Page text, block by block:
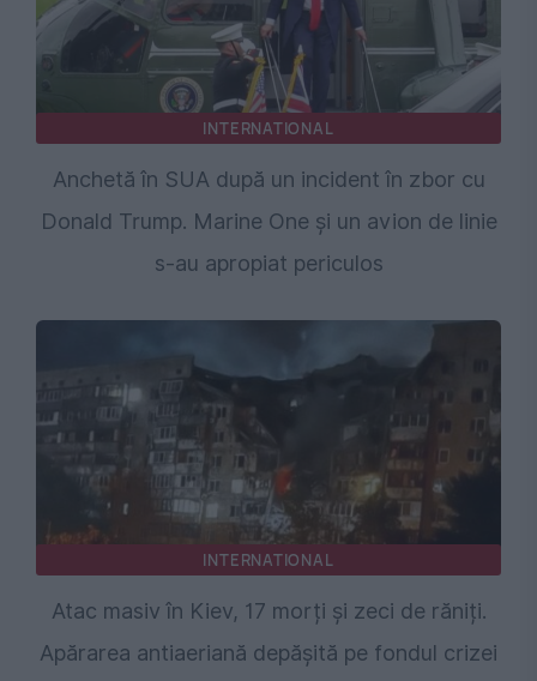
INTERNATIONAL
Anchetă în SUA după un incident în zbor cu
Donald Trump. Marine One și un avion de linie
s-au apropiat periculos
INTERNATIONAL
Atac masiv în Kiev, 17 morți și zeci de răniți.
Apărarea antiaeriană depășită pe fondul crizei